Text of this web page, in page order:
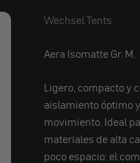
Wechsel Tents
Wechsel Tents
Aera Isomatte Gr. M.
Ligero, compacto y
aislamiento óptimo
movimiento. Ideal
materiales de alta
poco espacio: el